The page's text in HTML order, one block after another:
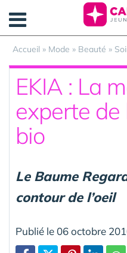
Accueil » Mode » Beauté »
EKIA : La
experte
bio
Le Baume
contour de l’oeil
Publié le 06 octobre
Panneau de gestion des